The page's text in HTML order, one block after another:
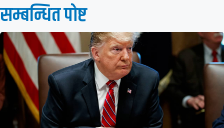
सम्बन्धित पाेष्ट